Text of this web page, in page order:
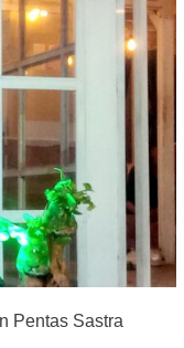
Pentas Sastra